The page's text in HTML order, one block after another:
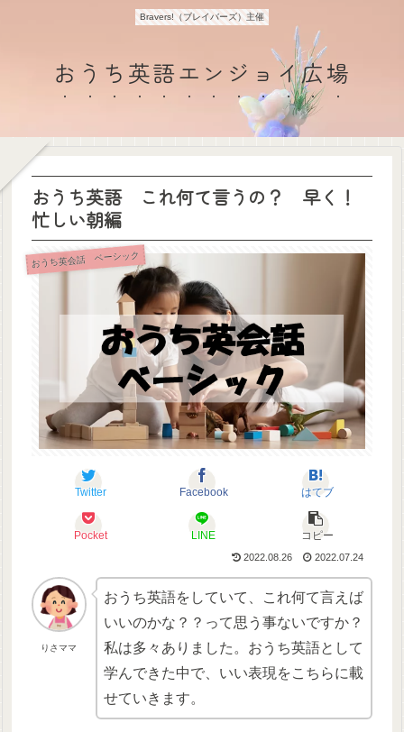
Bravers!（ブレイバーズ）主催
おうち英語エンジョイ広場
おうち英語 これ何て言うの？ 早く！
忙しい朝編
おうち英会話 ベーシック
Twitter Facebook はてブ
Pocket LINE コピー
2022.08.26 2022.07.24
りさママ
おうち英語をしていて、これ何て言えば
いいのかな？？って思う事ないですか？
私は多々ありました。おうち英語として
学んできた中で、いい表現をこちらに載
せていきます。